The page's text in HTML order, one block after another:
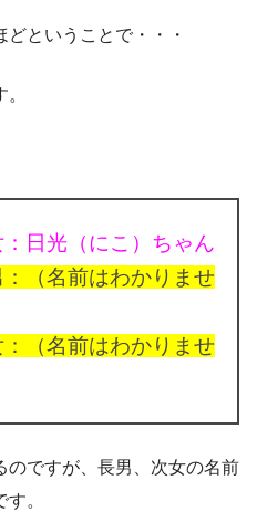
ということで・・・
日光（にこ）ちゃん
（名前はわかりませ
（名前はわかりませ
のですが、長男、次女の名前
。